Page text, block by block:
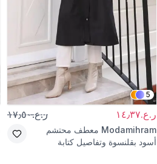
5
ر.ع.١٤٫٣٧ ر.ع.١٧٫٥٠
Modamihram معطف محتشم
أسود بقلنسوة وتفاصيل كتابة